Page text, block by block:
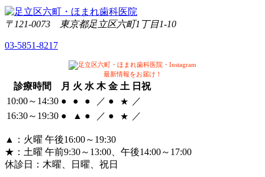
〒121-0073 東京都足立区六町1丁目1-10
03-5851-8217
最新情報をお届け！
診療時間 月 火 水 木 金 土 日祝
10:00～14:30 ● ● ● ／ ● ★ ／
16:30～ 19:30 ● ▲ ● ／ ● ★ ／
▲
：火曜 午後16:00～19:30
★ ：土曜 午前9:30～13:00、午後14:00～17:00
休診日： 木曜、日曜、祝日